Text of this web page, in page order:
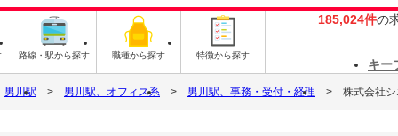
路線・駅から探す 職種から探す 特徴から探す
185,024件の
キー
男川駅 男川駅、オフィス系 男川駅、事務・受付・経理 株式会社